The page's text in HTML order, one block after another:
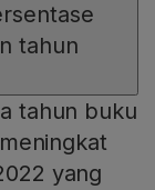
tahun
tahun buku
yang